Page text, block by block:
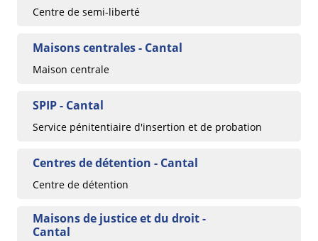
Centre de semi-liberté
Maisons centrales - Cantal
Maison centrale
SPIP - Cantal
Service pénitentiaire d'insertion et de probation
Centres de détention - Cantal
Centre de détention
Maisons de justice et du droit -
Cantal